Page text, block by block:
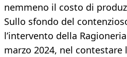
nemmeno il costo di
Sullo sfondo del
l’intervento della
marzo 2024, nel contestare